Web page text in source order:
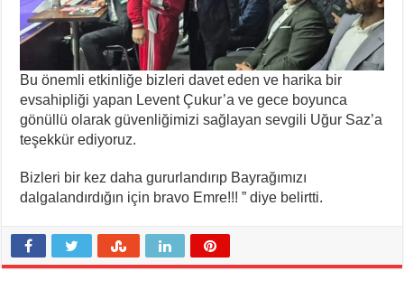
Bu önemli etkinliğe bizleri davet eden ve harika bir
evsahipliği yapan Levent Çukur’a ve gece boyunca
gönüllü olarak güvenliğimizi sağlayan sevgili Uğur Saz’a
teşekkür ediyoruz.
Bizleri bir kez daha gururlandırıp Bayrağımızı
dalgalandırdığın için bravo Emre!!! ” diye belirtti.